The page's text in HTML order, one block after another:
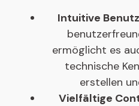
Intuitive
ermöglicht es
technische
erstellen
Vielfältige